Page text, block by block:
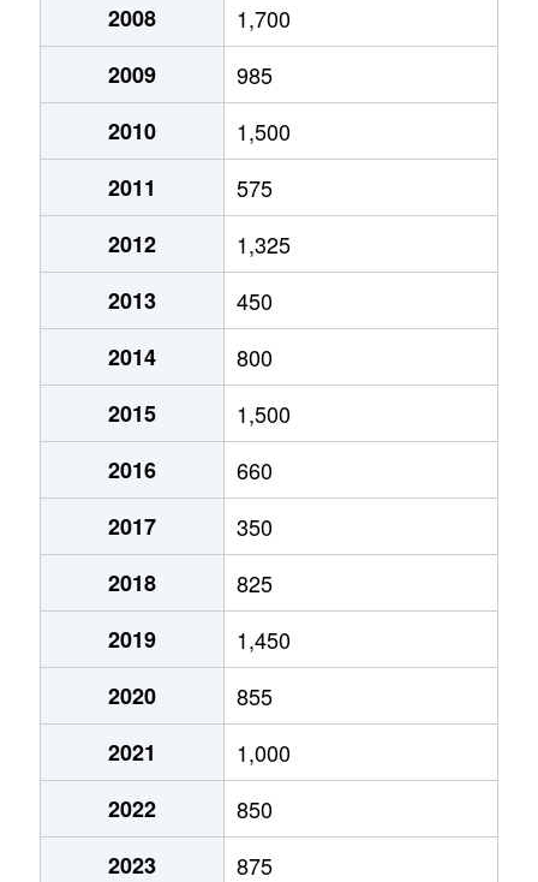
2008
1,700
2009
985
2010
1,500
2011
575
2012
1,325
2013
450
2014
800
2015
1,500
2016
660
2017
350
2018
825
2019
1,450
2020
855
2021
1,000
2022
850
2023
875